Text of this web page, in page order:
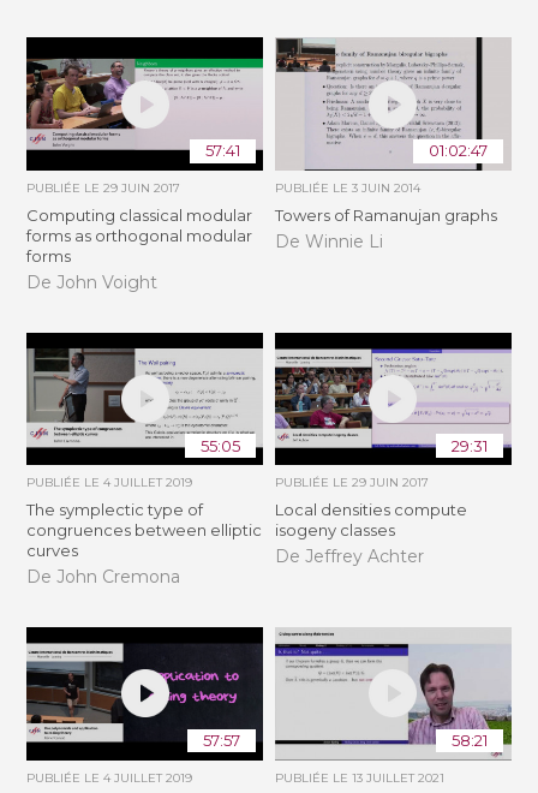
57:41
PUBLIÉE LE29 JUIN 2017
Computing classical modular
forms as orthogonal modular
forms
De John Voight
01:02:47
PUBLIÉE LE 3 JUIN 2014
Towers of Ramanujan graphs
De Winnie Li
55:05
PUBLIÉE LE4 JUILLET 2019
The symplectic type of
congruences between elliptic
curves
De John Cremona
29:31
PUBLIÉE LE 29 JUIN 2017
Local densities compute
isogeny classes
De Jeffrey Achter
57:57
PUBLIÉE LE4 JUILLET 2019
58:21
PUBLIÉE LE 13 JUILLET 2021